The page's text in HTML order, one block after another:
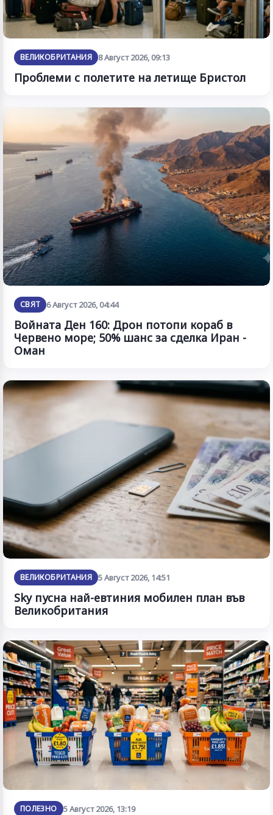
ВЕЛИКОБРИТАНИЯ 8 Август 2026, 09:13
Проблеми с полетите на летище Бристол
СВЯТ 6 Август 2026, 04:44
Войната Ден 160: Дрон потопи кораб в
Червено море; 50% шанс за сделка Иран -
Оман
ВЕЛИКОБРИТАНИЯ 5 Август 2026, 14:51
Sky пусна най-евтиния мобилен план във
Великобритания
ПОЛЕЗНО 5 Август 2026, 13:19